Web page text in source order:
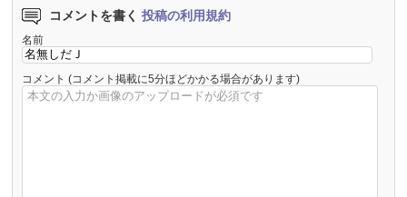
コメントを書く 投稿の利用規約
名前
コメント (コメント掲載に5分ほどかかる場合があります)